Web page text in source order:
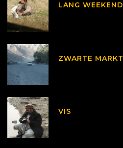
LANG WEEKEND
ZWARTE MARKT
VIS